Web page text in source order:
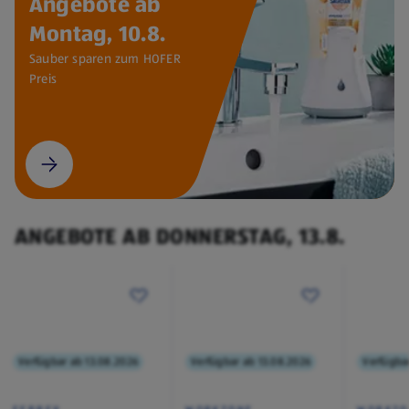
Montag, 10.8.
Sauber sparen zum HOFER
Preis
ANGEBOTE AB DONNERSTAG, 13.8.
Verfügbar ab 13.08.2026 Verfügbar ab 13.08.2026